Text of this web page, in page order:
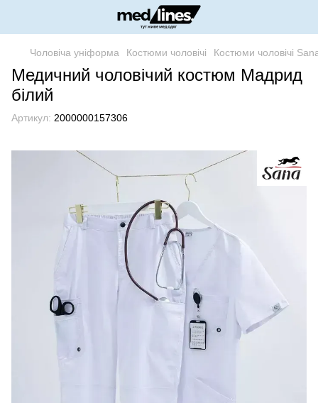
Чоловіча уніформа Костюми чоловічі Костюми чоловічі
Медичний чоловічий костюм Мадрид
білий
Артикул: 2000000157306